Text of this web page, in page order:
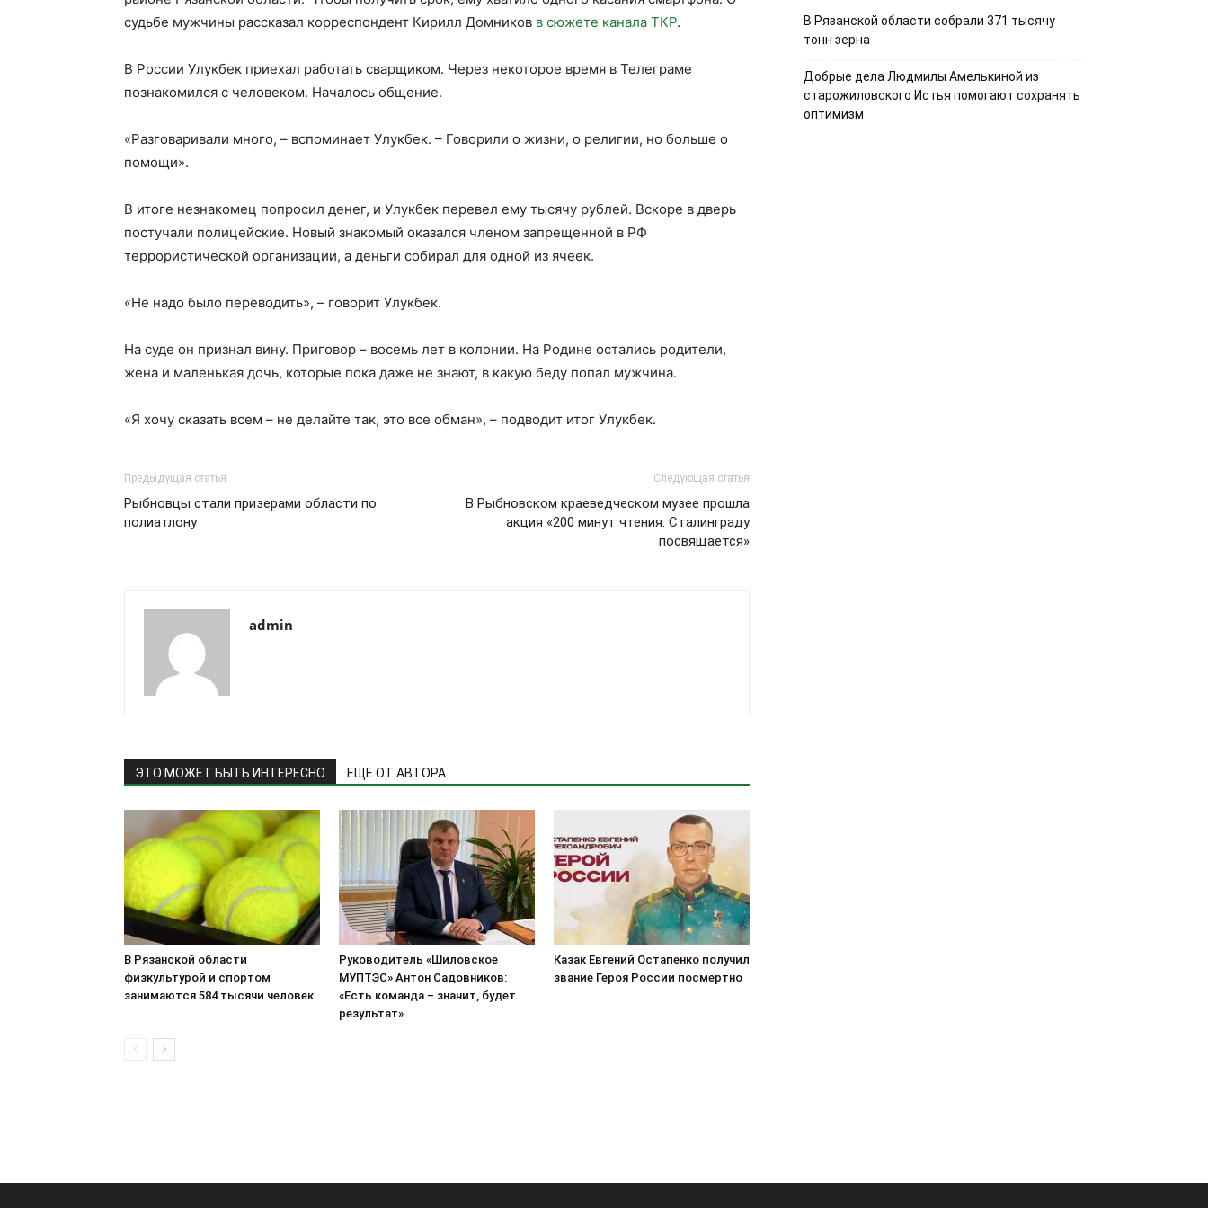
судьбе мужчины рассказал корреспондент Кирилл Домников в сюжете канала ТКР.
В России Улукбек приехал работать сварщиком. Через некоторое время в Телеграме
познакомился с человеком. Началось общение.
«Разговаривали много, – вспоминает Улукбек. – Говорили о жизни, о религии, но больше о
помощи».
В итоге незнакомец попросил денег, и Улукбек перевел ему тысячу рублей. Вскоре в дверь
постучали полицейские. Новый знакомый оказался членом запрещенной в РФ
террористической организации, а деньги собирал для одной из ячеек.
«Не надо было переводить», – говорит Улукбек.
На суде он признал вину. Приговор – восемь лет в колонии. На Родине остались родители,
жена и маленькая дочь, которые пока даже не знают, в какую беду попал мужчина.
«Я хочу сказать всем – не делайте так, это все обман», – подводит итог Улукбек.
Предыдущая статья
Рыбновцы стали призерами области по
полиатлону
Следующая статья
В Рыбновском краеведческом музее прошла
акция «200 минут чтения: Сталинграду
посвящается»
admin
ЭТО МОЖЕТ БЫТЬ ИНТЕРЕСНО ЕЩЕ ОТ АВТОРА
В Рязанской области
физкультурой и спортом
занимаются 584 тысячи человек
Руководитель «Шиловское
МУПТЭС» Антон Садовников:
«Есть команда – значит, будет
результат»
Казак Евгений Остапенко получил
звание Героя России посмертно
В Рязанской области собрали 371 тысячу
тонн зерна
Добрые дела Людмилы Амелькиной из
старожиловского Истья помогают сохранять
оптимизм